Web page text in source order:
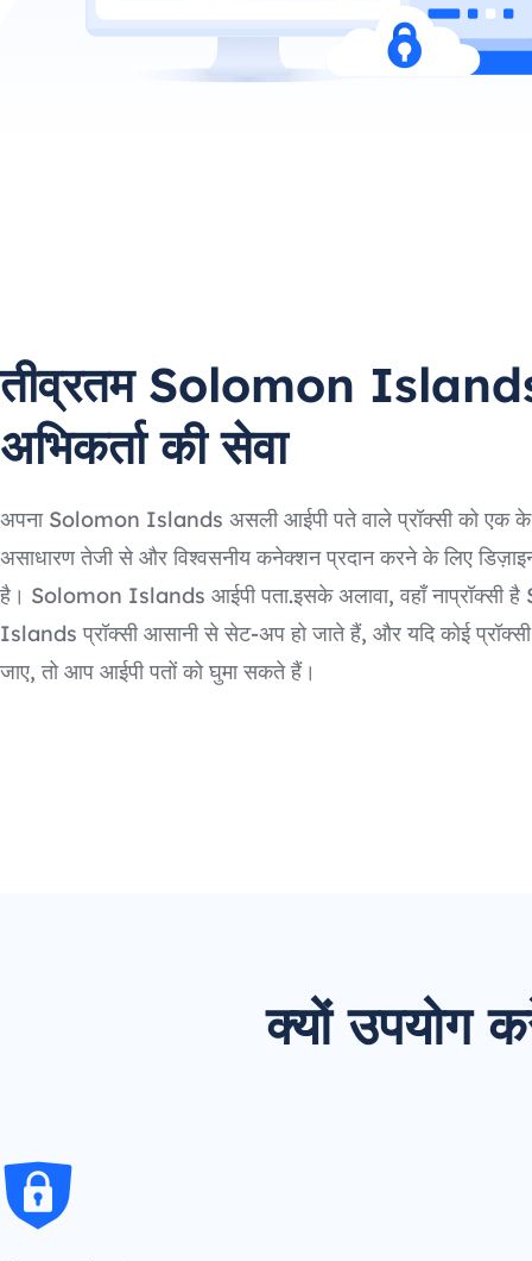
तीव्रतम Solomon
अभिकर्ता की सेवा
अपना Solomon Islands असली आईपी पते वाले प्रॉक्सी को एक के
असाधारण तेजी से और विश्वसनीय कनेक्शन प्रदान करने के लिए
है। Solomon Islands आईपी पता.इसके अलावा, वहाँ नाप्रॉक्सी
Islands प्रॉक्सी आसानी से सेट-अप हो जाते हैं, और यदि कोई
जाए, तो आप आईपी पतों को घुमा सकते हैं।
क्यों उपयोग